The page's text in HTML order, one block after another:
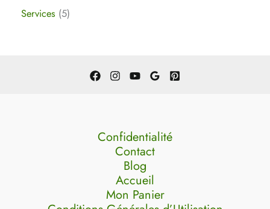
Services 5
Confidentialité
Contact
Blog
Accueil
Mon Panier